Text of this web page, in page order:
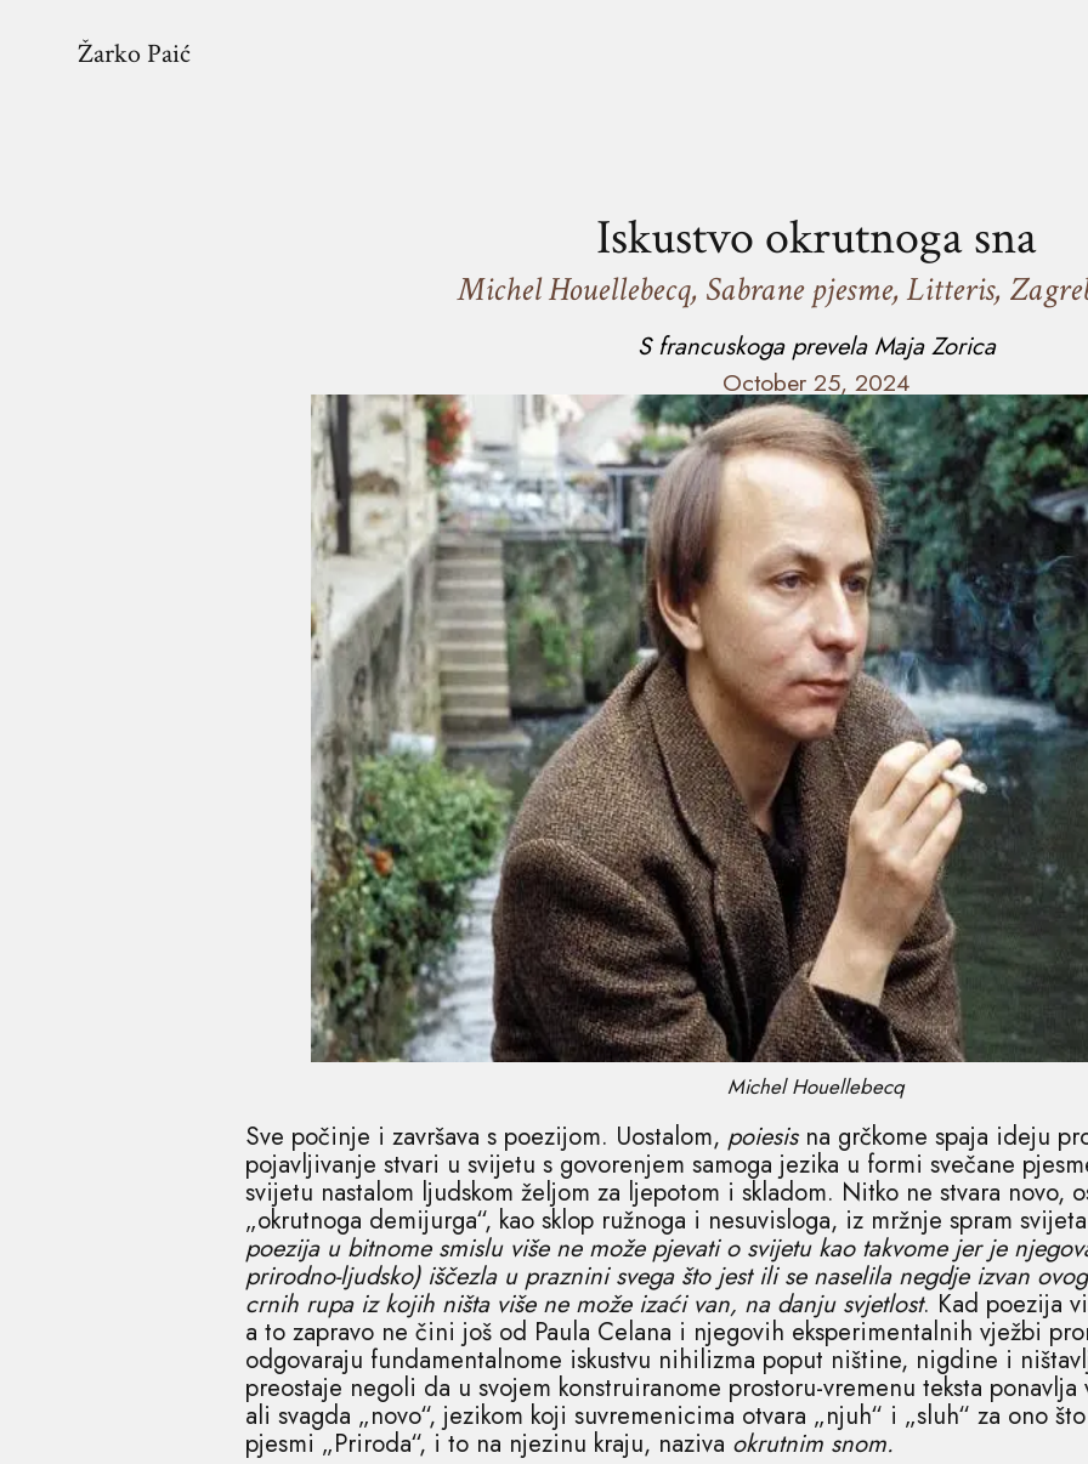
Žarko Paić
Iskustvo okrutnoga sna
Michel Houellebecq, Sabrane pjesme, Litteris,
S francuskoga prevela Maja Zorica
October 25, 2024
Michel Houellebecq
Sve počinje i završava s poezijom. Uostalom, poiesisna grčkome spaja ideju
pojavljivanje stvari u svijetu s govorenjem samoga jezika u formi svečane
svijetu nastalom ljudskom željom za ljepotom i skladom. Nitko ne stvara novo,
„okrutnoga demijurga“, kao sklop ružnoga i nesuvisloga, iz mržnje spram
poezija u bitnome smislu više ne može pjevati o svijetu kao takvome jer je
prirodno-ljudsko) iščezla u praznini svega što jest ili se naselila negdje izvan
crnih rupa iz kojih ništa više ne može izaći van, na danju svjetlost. Kad poezija
a to zapravo ne čini još od Paula Celana i njegovih eksperimentalnih vježbi
odgovaraju fundamentalnome iskustvu nihilizma poput ništine, nigdine i
preostaje negoli da u svojem konstruiranome prostoru-vremenu teksta
ali svagda „novo“, jezikom koji suvremenicima otvara „njuh“ i „sluh“ za ono
pjesmi „Priroda“, i to na njezinu kraju, naziva okrutnim snom.